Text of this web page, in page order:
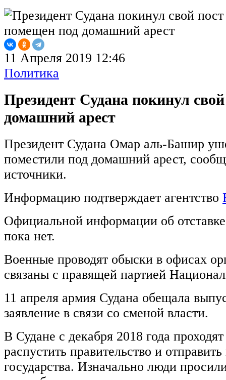
11 Апреля 2019 12:46
Политика
Президент Судана покинул
домашний арест
Президент Судана Омар аль-Башир
поместили под домашний арест,
источники.
Информацию подтверждает агентство
Официальной информации об
пока нет.
Военные проводят обыски в офисах
связаны с правящей партией
11 апреля армия Судана обещала
заявление в связи со сменой власти.
В Судане с декабря 2018 года
распустить правительство и отправить
государства. Изначально люди